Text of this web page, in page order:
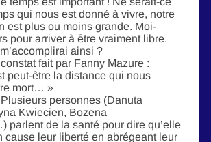
qui nous est donné à vivre, notre
est plus ou moins grande. Moi-
pour arriver à être vraiment libre.
ainsi ?
fait par Fanny Mazure :
peut-être la distance qui nous
mort… »
personnes (Danuta
Kwiecien, Bozena
parlent de la santé pour dire qu’elle
cause leur liberté en abrégeant leur